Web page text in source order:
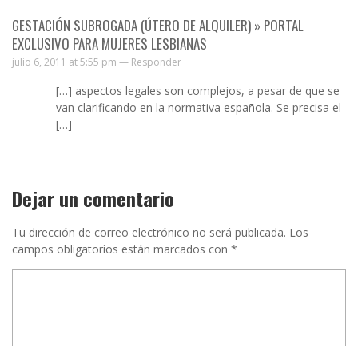
GESTACIÓN SUBROGADA (ÚTERO DE ALQUILER) » PORTAL
EXCLUSIVO PARA MUJERES LESBIANAS
julio 6, 2011 at 5:55 pm — Responder
[…] aspectos legales son complejos, a pesar de que se
van clarificando en la normativa española. Se precisa el
[…]
Dejar un comentario
Tu dirección de correo electrónico no será publicada. Los
campos obligatorios están marcados con *